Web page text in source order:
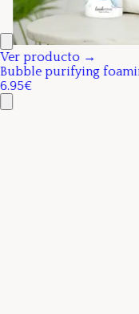
Ver producto →
Bubble purifying
6.95€